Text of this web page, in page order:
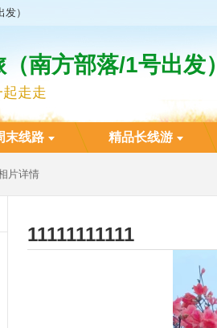
）
南方部落/1号出发）
走走
末线路 精品长线游
片详情
11111111111